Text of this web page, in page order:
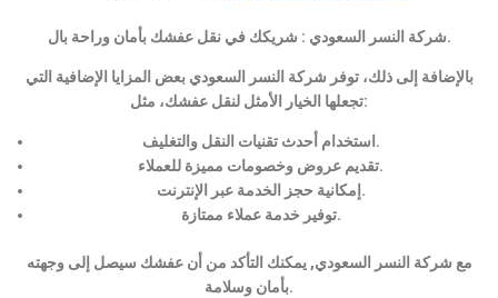
شركة النسر السعودي : شريكك في نقل عفشك بأمان وراحة بال.
بالإضافة إلى ذلك، توفر شركة النسر السعودي بعض المزايا الإضافية التي
تجعلها الخيار الأمثل لنقل عفشك، مثل:
استخدام أحدث تقنيات النقل والتغليف.
تقديم عروض وخصومات مميزة للعملاء.
إمكانية حجز الخدمة عبر الإنترنت.
توفير خدمة عملاء ممتازة.
مع شركة النسر السعودي, يمكنك التأكد من أن عفشك سيصل إلى وجهته
بأمان وسلامة.